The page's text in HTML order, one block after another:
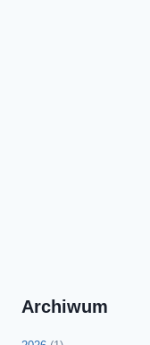
Archiwum